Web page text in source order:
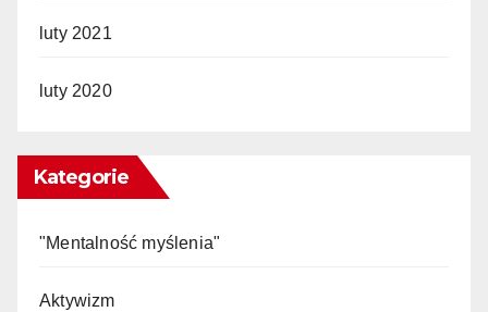
luty 2021
luty 2020
Kategorie
"Mentalność myślenia"
Aktywizm